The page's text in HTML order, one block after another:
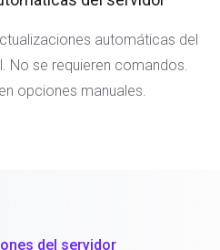
automáticas del
No se requieren comandos.
opciones manuales.
del servidor